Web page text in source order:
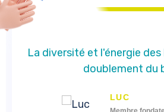
La diversité et l'énergie
doublement du
LUC